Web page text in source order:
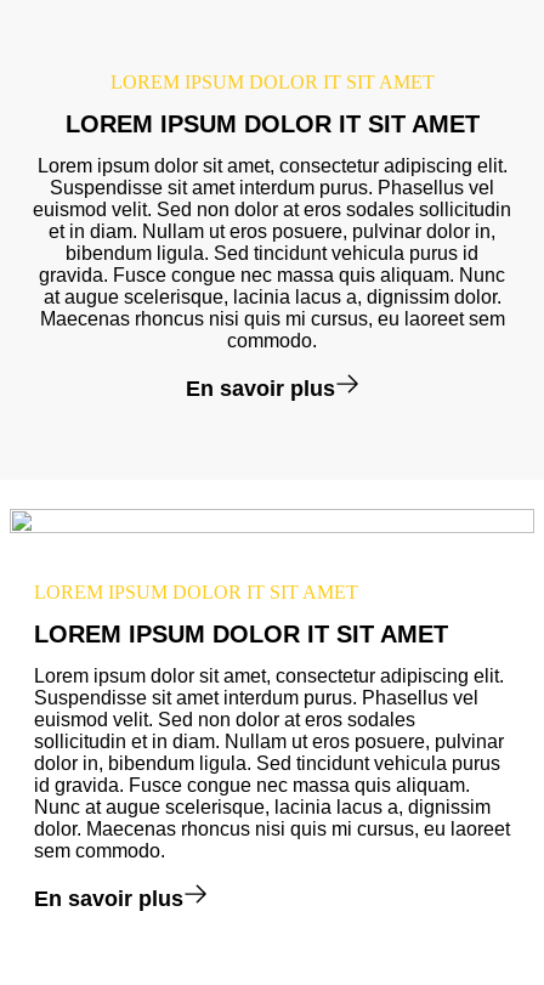
LOREM IPSUM DOLOR IT SIT AMET
LOREM IPSUM DOLOR IT SIT AMET
Lorem ipsum dolor sit amet, consectetur adipiscing elit.
Suspendisse sit amet interdum purus. Phasellus vel
euismod velit. Sed non dolor at eros sodales sollicitudin
et in diam. Nullam ut eros posuere, pulvinar dolor in,
bibendum ligula. Sed tincidunt vehicula purus id
gravida. Fusce congue nec massa quis aliquam. Nunc
at augue scelerisque, lacinia lacus a, dignissim dolor.
Maecenas rhoncus nisi quis mi cursus, eu laoreet sem
commodo.
En savoir plus
LOREM IPSUM DOLOR IT SIT AMET
LOREM IPSUM DOLOR IT SIT AMET
Lorem ipsum dolor sit amet, consectetur adipiscing elit.
Suspendisse sit amet interdum purus. Phasellus vel
euismod velit. Sed non dolor at eros sodales
sollicitudin et in diam. Nullam ut eros posuere, pulvinar
dolor in, bibendum ligula. Sed tincidunt vehicula purus
id gravida. Fusce congue nec massa quis aliquam.
Nunc at augue scelerisque, lacinia lacus a, dignissim
dolor. Maecenas rhoncus nisi quis mi cursus, eu laoreet
sem commodo.
En savoir plus